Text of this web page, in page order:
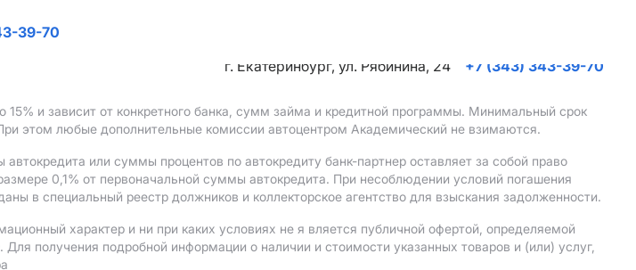
39-70
г. Екатеринбург, ул. Рябинина, 24
+7 (343) 343-39-70
15% и зависит от конкретного банка, сумм займа и кредитной программы. Минимальный срок
этом любые дополнительные комиссии автоцентром Академический не взимаются.
или суммы процентов по автокредиту банк-партнер оставляет за собой право
0,1% от первоначальной суммы автокредита. При несоблюдении условий погашения
в специальный реестр должников и коллекторское агентство для взыскания задолженности.
характер и ни при каких условиях не я вляется публичной офертой, определяемой
получения подробной информации о наличии и стоимости указанных товаров и (или) услуг,